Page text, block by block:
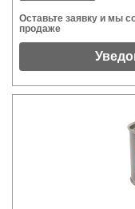
Оставьте заявку и мы
продаже